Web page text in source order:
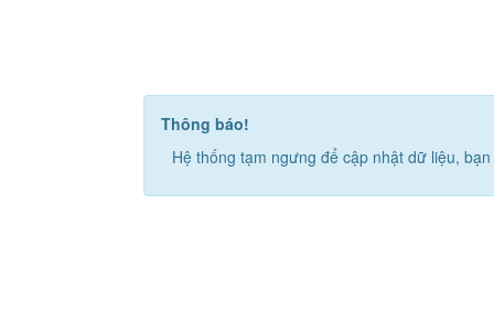
Thông báo!
Hệ thống tạm ngưng để cập nhật dữ liệu,